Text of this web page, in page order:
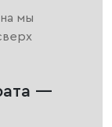
мы
—